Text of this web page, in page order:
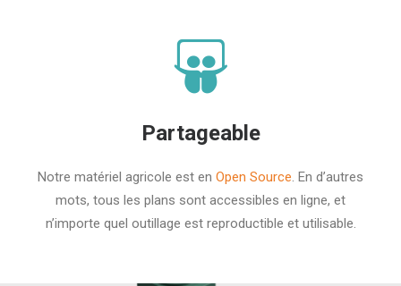
Partageable
Notre matériel agricole est en Open Source. En d’autres
mots, tous les plans sont accessibles en ligne, et
n’importe quel outillage est reproductible et utilisable.